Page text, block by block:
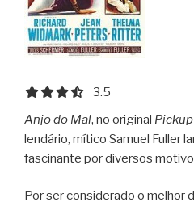
3.5 out of 5.0 stars
3.5
Anjo do Mal, no original
lendário, mítico Samuel Fuller
fascinante por diversos
Por ser considerado o melhor